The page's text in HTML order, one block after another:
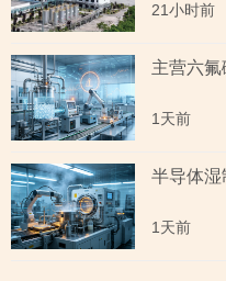
21小时前
1天前
1天前